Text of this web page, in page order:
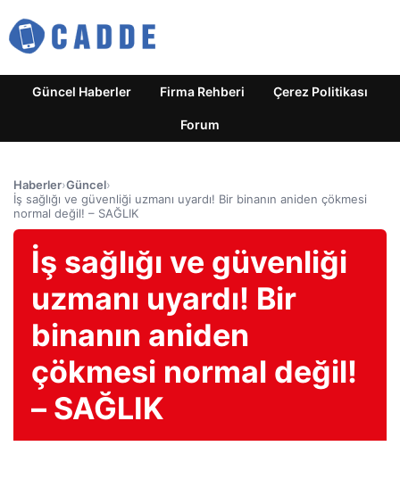
Güncel Haberler Firma Rehberi Çerez Politikası
Forum
Haberler›Güncel›
İş sağlığı ve güvenliği uzmanı uyardı! Bir binanın aniden çökmesi
normal değil! – SAĞLIK
İş sağlığı ve güvenliği
uzmanı uyardı! Bir
binanın aniden
çökmesi normal değil!
– SAĞLIK